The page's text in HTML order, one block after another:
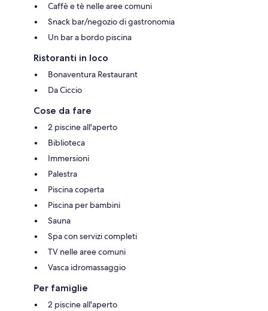
Caffè e tè nelle aree comuni
Snack bar/negozio di gastronomia
Un bar a bordo piscina
Ristoranti in loco
Bonaventura Restaurant
Da Ciccio
Cose da fare
2 piscine all'aperto
Biblioteca
Immersioni
Palestra
Piscina coperta
Piscina per bambini
Sauna
Spa con servizi completi
TV nelle aree comuni
Vasca idromassaggio
Per famiglie
2 piscine all'aperto